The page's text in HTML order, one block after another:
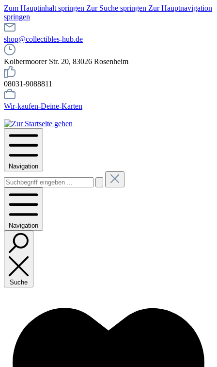
Zum Hauptinhalt springen Zur Suche springen Zur Hauptnavigation
springen
shop@collectibles-hub.de
Kolbermoorer Str. 20, 83026 Rosenheim
08031-9088811
Wir-kaufen-Deine-Karten
Navigation
Navigation
Suche